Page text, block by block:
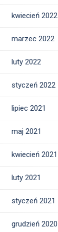
kwiecień 2022
marzec 2022
luty 2022
styczeń 2022
lipiec 2021
maj 2021
kwiecień 2021
luty 2021
styczeń 2021
grudzień 2020